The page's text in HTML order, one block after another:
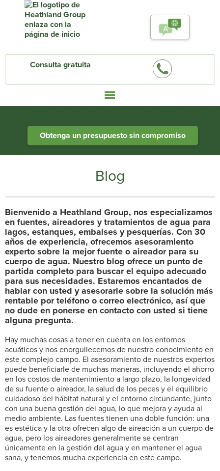
Consulta gratuita
Obtenga un presupuesto sin compromiso
Blog
Bienvenido a Heathland Group, nos especializamos
en fuentes, aireadores y tratamientos de agua para
lagos, estanques, embalses y pesquerías. Con 30
años de experiencia, ofrecemos asesoramiento
experto sobre la mejor fuente o aireador para su
cuerpo de agua. Nuestro blog ofrece un punto de
partida completo para buscar el equipo adecuado
para sus necesidades. Estaremos encantados de
hablar con usted y asesorarle sobre la solución más
rentable por teléfono o correo electrónico, así que
no dude en ponerse en contacto con usted si tiene
alguna pregunta.
Hay muchas cosas a tener en cuenta en los entornos
acuáticos y nos enorgullecemos de nuestro conocimiento en
este complejo campo. El asesoramiento de nuestros expertos
puede beneficiarle de muchas maneras, incluyendo el ahorro
en los costos de mantenimiento a largo plazo, la longevidad
de su fuente o aireador, la salud de los peces y el equilibrio
cuidadoso del hábitat natural y el entorno circundante, junto
con una buena gestión del agua, lo que mejora y ayuda al
medio ambiente. Las fuentes tienen una doble función: una
es estética y la otra ofrecen algo de aireación a un cuerpo de
agua, pero los aireadores generalmente se centran
únicamente en la gestión del agua y en mantener el agua
sana, y tenemos mucha experiencia en este campo.